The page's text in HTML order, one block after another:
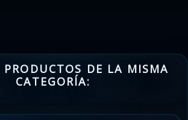
DE LA MISMA
CATEGORÍA: